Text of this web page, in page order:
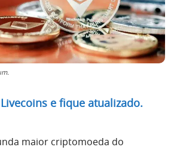
e fique atualizado.
maior criptomoeda do